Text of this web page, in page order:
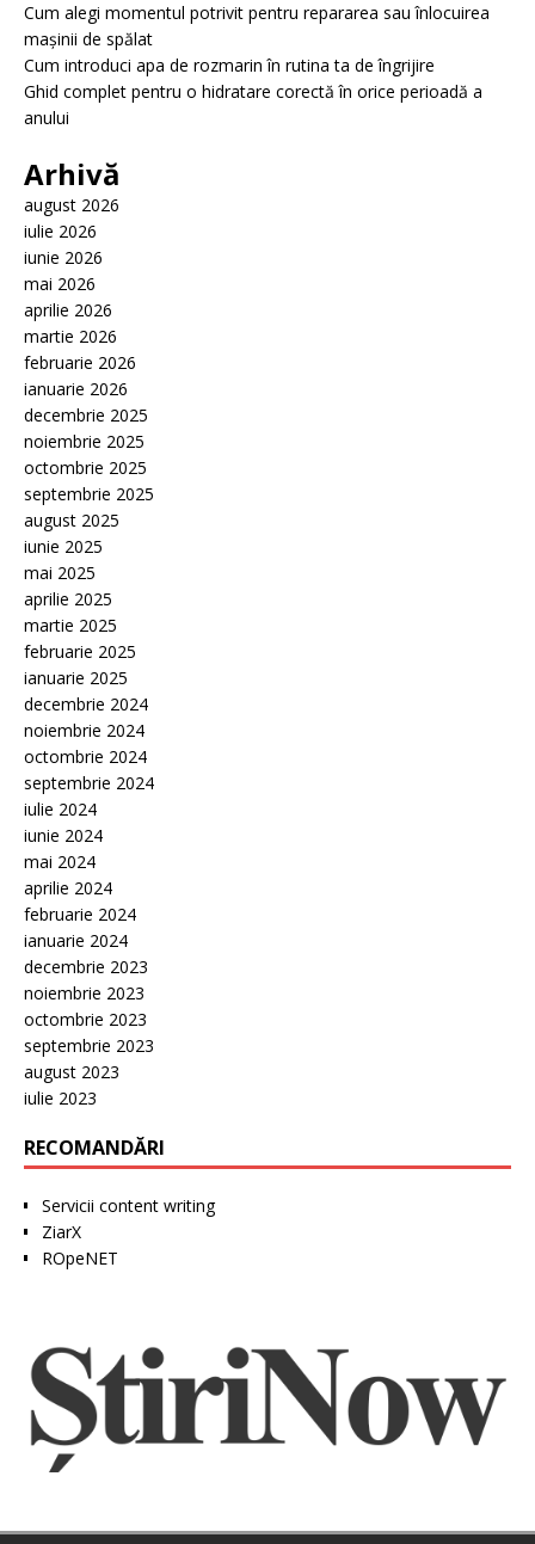
Cum alegi momentul potrivit pentru repararea sau înlocuirea
mașinii de spălat
Cum introduci apa de rozmarin în rutina ta de îngrijire
Ghid complet pentru o hidratare corectă în orice perioadă a
anului
Arhivă
august 2026
iulie 2026
iunie 2026
mai 2026
aprilie 2026
martie 2026
februarie 2026
ianuarie 2026
decembrie 2025
noiembrie 2025
octombrie 2025
septembrie 2025
august 2025
iunie 2025
mai 2025
aprilie 2025
martie 2025
februarie 2025
ianuarie 2025
decembrie 2024
noiembrie 2024
octombrie 2024
septembrie 2024
iulie 2024
iunie 2024
mai 2024
aprilie 2024
februarie 2024
ianuarie 2024
decembrie 2023
noiembrie 2023
octombrie 2023
septembrie 2023
august 2023
iulie 2023
RECOMANDĂRI
Servicii content writing
ZiarX
ROpeNET